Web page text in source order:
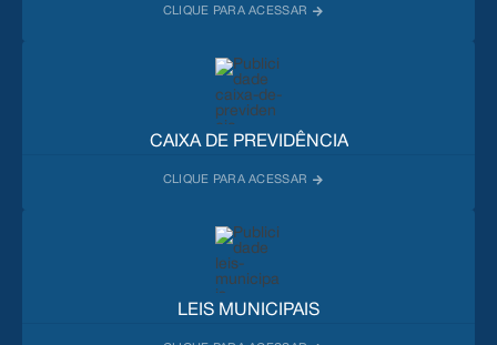
CAIXA DE PREVIDÊNCIA
LEIS MUNICIPAIS